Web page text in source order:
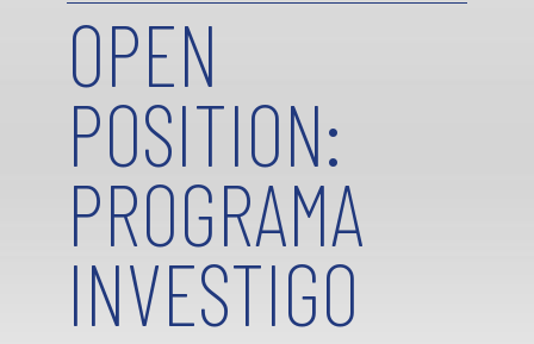
OPEN
POSITION:
PROGRAMA
INVESTIGO